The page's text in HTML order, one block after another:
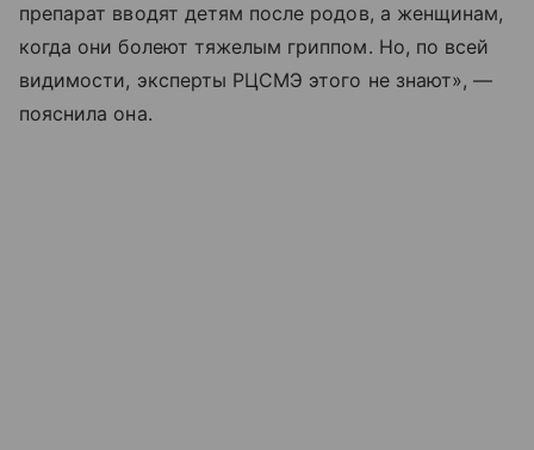
препарат вводят детям после родов, а женщинам,
когда они болеют тяжелым гриппом. Но, по всей
видимости, эксперты РЦСМЭ этого не знают», —
пояснила она.